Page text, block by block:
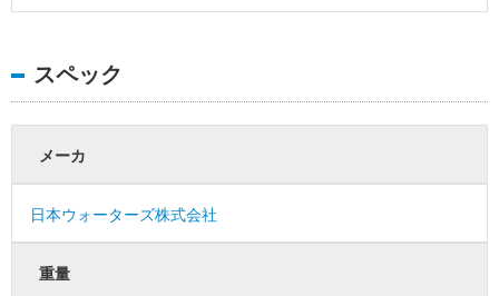
スペック
メーカ
日本ウォーターズ株式会社
重量